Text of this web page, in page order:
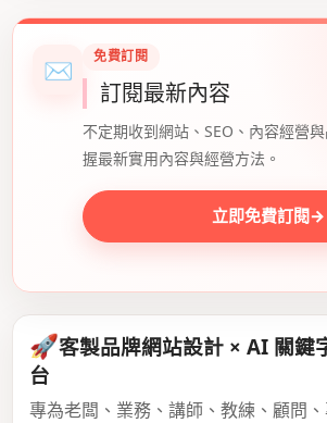
✉ 免費訂閱
訂閱最新內容
不定期收到網站、SEO、內容經營
握最新實用內容與經營方法。
立即免費訂閱→
🚀客製品牌網站設計 × AI 關鍵
台
專為老闆、業務、講師、教練、顧問、